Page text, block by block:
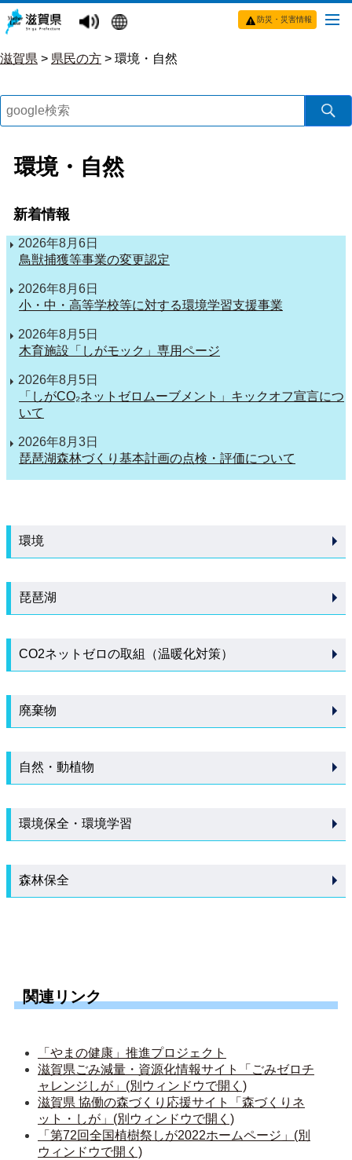
防災・災害情報
滋賀県 > 県民の方 > 環境・自然
環境・自然
新着情報
2026年8月6日
鳥獣捕獲等事業の変更認定
2026年8月6日
小・中・高等学校等に対する環境学習支援事業
2026年8月5日
木育施設「しがモック」専用ページ
2026年8月5日
「しがCO₂ネットゼロムーブメント」キックオフ宣言につ
いて
2026年8月3日
琵琶湖森林づくり基本計画の点検・評価について
環境
琵琶湖
CO2ネットゼロの取組（温暖化対策）
廃棄物
自然・動植物
環境保全・環境学習
森林保全
関連リンク
「やまの健康」推進プロジェクト
滋賀県ごみ減量・資源化情報サイト「ごみゼロチ
ャレンジしが」(別ウィンドウで開く)
滋賀県 協働の森づくり応援サイト「森づくりネ
ット・しが」(別ウィンドウで開く)
「第72回全国植樹祭しが2022ホームページ」(別
ウィンドウで開く)